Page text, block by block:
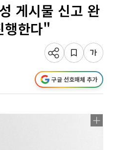
게시물 신고 완
한다"
구글 선호매체 추가